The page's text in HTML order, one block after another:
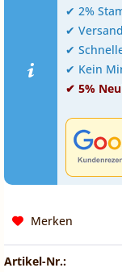
✔ 2%
✔
✔
✔ Kein
✔ 5%
Merken
Artikel-Nr.: